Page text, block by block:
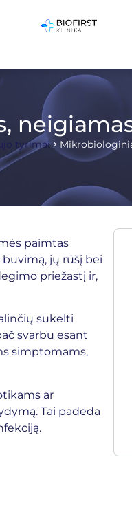
tyrimai
paimtas
jų rūšį bei
priežastį ir,
sukelti
svarbu esant
simptomams,
ar
Tai padeda